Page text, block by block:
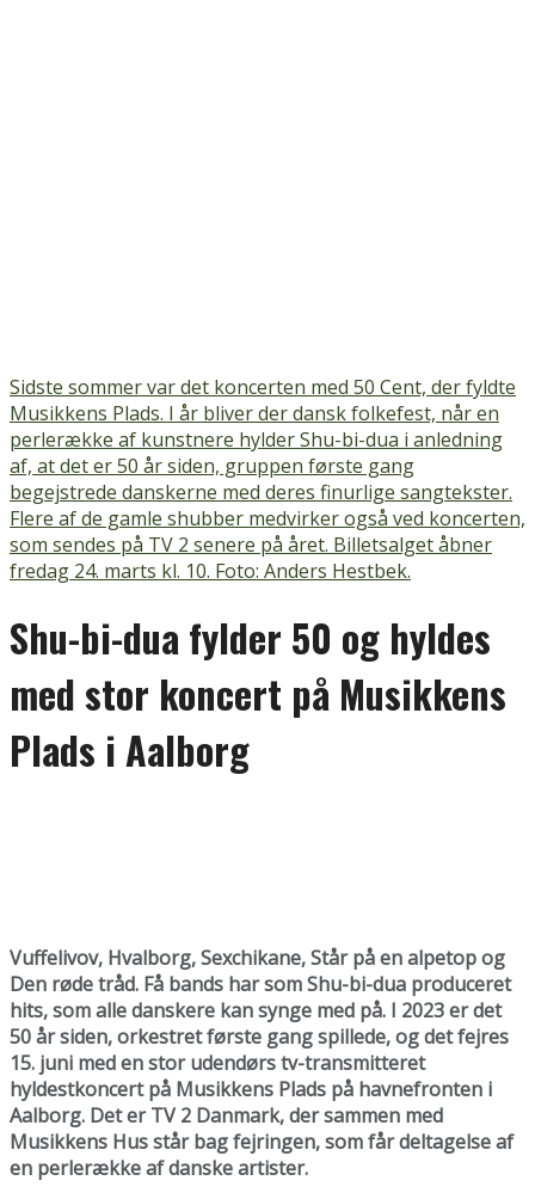
Sidste sommer var det koncerten med 50 Cent, der fyldte
Musikkens Plads. I år bliver der dansk folkefest, når en
perlerække af kunstnere hylder Shu-bi-dua i anledning
af, at det er 50 år siden, gruppen første gang
begejstrede danskerne med deres finurlige sangtekster.
Flere af de gamle shubber medvirker også ved koncerten,
som sendes på TV 2 senere på året. Billetsalget åbner
fredag 24. marts kl. 10. Foto: Anders Hestbek.
Shu-bi-dua fylder 50 og hyldes
med stor koncert på Musikkens
Plads i Aalborg
Vuffelivov, Hvalborg, Sexchikane, Står på en alpetop og
Den røde tråd. Få bands har som Shu-bi-dua produceret
hits, som alle danskere kan synge med på. I 2023 er det
50 år siden, orkestret første gang spillede, og det fejres
15. juni med en stor udendørs tv-transmitteret
hyldestkoncert på Musikkens Plads på havnefronten i
Aalborg. Det er TV 2 Danmark, der sammen med
Musikkens Hus står bag fejringen, som får deltagelse af
en perlerække af danske artister.